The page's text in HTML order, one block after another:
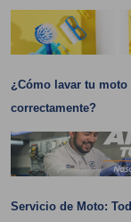
¿Cómo lavar tu moto
correctamente?
Servicio de Moto: